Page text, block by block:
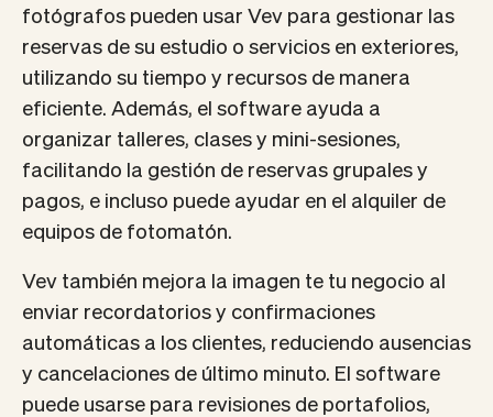
fotógrafos pueden usar Vev para gestionar las
reservas de su estudio o servicios en exteriores,
utilizando su tiempo y recursos de manera
eficiente. Además, el software ayuda a
organizar talleres, clases y mini-sesiones,
facilitando la gestión de reservas grupales y
pagos, e incluso puede ayudar en el alquiler de
equipos de fotomatón.
Vev también mejora la imagen te tu negocio al
enviar recordatorios y confirmaciones
automáticas a los clientes, reduciendo ausencias
y cancelaciones de último minuto. El software
puede usarse para revisiones de portafolios,